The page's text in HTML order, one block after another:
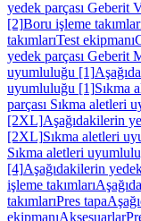
yedek parçası Geberit
[2]Boru işleme
takımlarıTest ekipmanı
yedek parçası Geberit
uyumluluğu [1]
uyumluluğu [1]Sıkma
parçası Sıkma aletleri
[2XL]Aşağıdakilerin
[2XL]Sıkma aletleri
Sıkma aletleri
[4]Aşağıdakilerin
işleme takımları
takımlarıPres tapa
ekipmanıAksesuarlar